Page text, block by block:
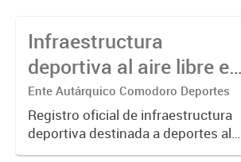
Infraestructura
deportiva al aire libre en
Comodoro Rivadavia
Ente Autárquico Comodoro Deportes
Registro oficial de infraestructura
deportiva destinada a deportes al
aire libre en Comodoro Rivadavia